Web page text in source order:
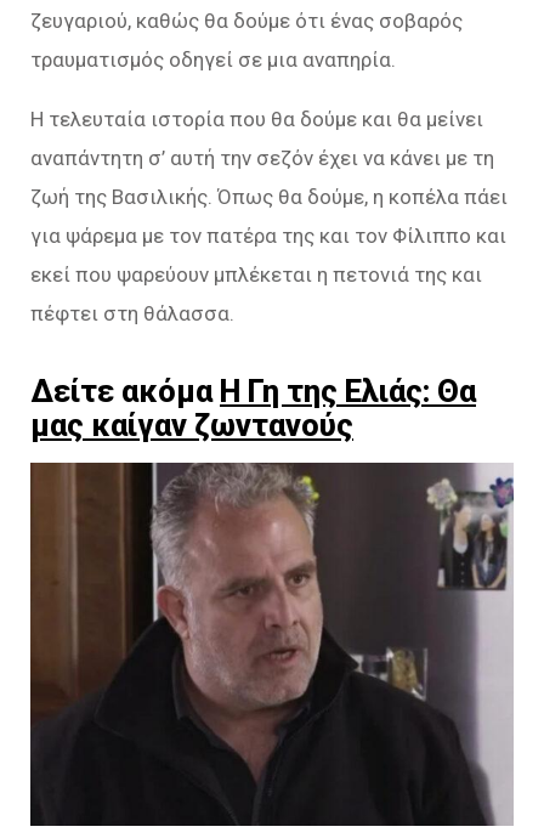
ζευγαριού, καθώς θα δούμε ότι ένας σοβαρός
τραυματισμός οδηγεί σε μια αναπηρία.
Η τελευταία ιστορία που θα δούμε και θα μείνει
αναπάντητη σ’ αυτή την σεζόν έχει να κάνει με τη
ζωή της Βασιλικής. Όπως θα δούμε, η κοπέλα πάει
για ψάρεμα με τον πατέρα της και τον Φίλιππο και
εκεί που ψαρεύουν μπλέκεται η πετονιά της και
πέφτει στη θάλασσα.
Δείτε ακόμα Η Γη της Ελιάς: Θα
μας καίγαν ζωντανούς